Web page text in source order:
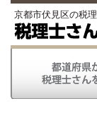
京都市伏見区の税